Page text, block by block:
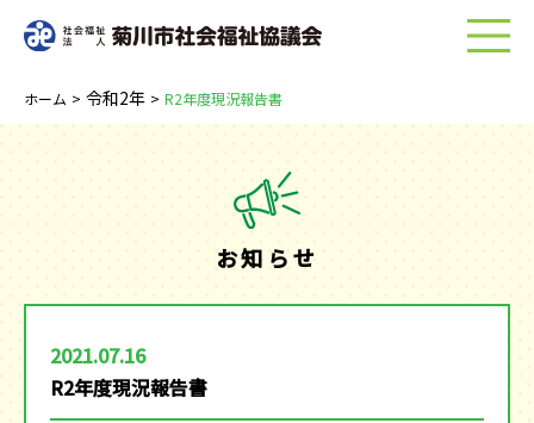
ホーム > 令和2年 > R2年度現況報告書
お知らせ
2021.07.16
R2年度現況報告書